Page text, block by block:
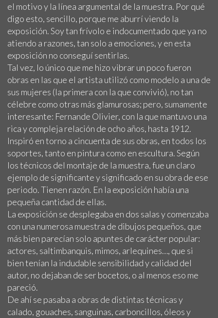
el motivo y la línea argumental de la muestra. Por qué
digo esto, sencillo, porque me aburrí viendo la
exposición. Soy tan frívolo e indocumentado que ya no
atiendo a razones, tan solo a emociones, y en esta
exposición no conseguí sentirlas.
Tal vez, lo único que me hizo vibrar un poco fueron
obras en las que el artista utilizó como modelo a una de
sus mujeres (la primera con la que convivió), no tan
célebre como otras más glamurosas; pero, sumamente
interesante: Fernande Olivier, con la que mantuvo una
rica y compleja relación de ocho años, hasta 1912.
Inspiró en torno a cincuenta de sus obras, en todos los
soportes, tanto en pintura como en escultura. Según
los técnicos del montaje de la muestra, fue un claro
ejemplo de significante y significado en su obra de ese
periodo. Tienen razón. En la exposición había una
pequeña cantidad de ellas.
La exposición se desplegaba en dos salas y comenzaba
con una numerosa muestra de dibujos pequeños, que
más bien parecían solo apuntes de carácter popular:
actores, saltimbanquis, mimos, arlequines…, que si
bien tenían la indudable sensibilidad y calidad del
autor, no dejaban de ser bocetos, o al menos eso me
pareció.
De ahí se pasaba a obras de distintas técnicas y
calado, gouaches, sanguinas, carboncillos, óleos y